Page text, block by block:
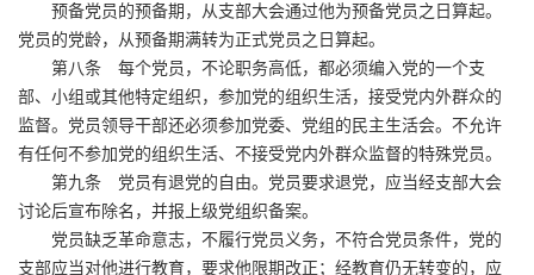
预备党员的预备期，从支部大会通过他为预备党员之日算起。
党员的党龄，从预备期满转为正式党员之日算起。
第八条 每个党员，不论职务高低，都必须编入党的一个支
部、小组或其他特定组织，参加党的组织生活，接受党内外群众的
监督。党员领导干部还必须参加党委、党组的民主生活会。不允许
有任何不参加党的组织生活、不接受党内外群众监督的特殊党员。
第九条 党员有退党的自由。党员要求退党，应当经支部大会
讨论后宣布除名，并报上级党组织备案。
党员缺乏革命意志，不履行党员义务，不符合党员条件，党的
支部应当对他进行教育，要求他限期改正；经教育仍无转变的，应